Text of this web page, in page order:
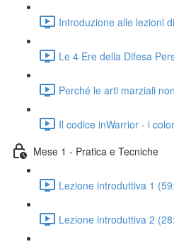
Introduzione alle lezioni
Le 4 Ere della Difesa
Perché le arti marziali
Il codice inWarrior - i
Mese 1 - Pratica e Tecniche
Lezione introduttiva 1
Lezione introduttiva 2